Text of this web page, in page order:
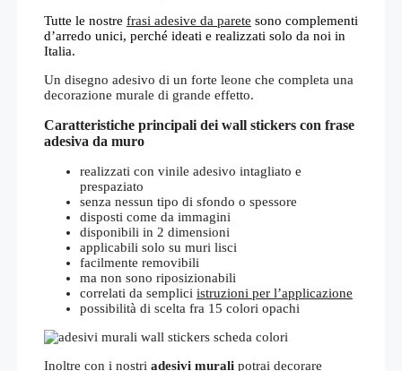
Tutte le nostre frasi adesive da parete sono complementi
d’arredo unici, perché ideati e realizzati solo da noi in
Italia.
Un disegno adesivo di un forte leone che completa una
decorazione murale di grande effetto.
Caratteristiche principali dei wall stickers con frase
adesiva da muro
realizzati con vinile adesivo intagliato e
prespaziato
senza nessun tipo di sfondo o spessore
disposti come da immagini
disponibili in 2 dimensioni
applicabili solo su muri lisci
facilmente removibili
ma non sono riposizionabili
correlati da semplici istruzioni per l’applicazione
possibilità di scelta fra 15 colori opachi
Inoltre con i nostri adesivi murali potrai decorare